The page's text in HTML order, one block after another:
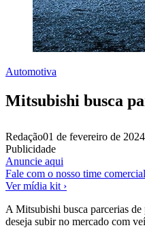
Automotiva
Mitsubishi busca
Redação01 de fevereiro de
Publicidade
Anuncie aqui
Fale com o nosso time comercial
Ver mídia kit ›
A Mitsubishi busca parcerias
deseja subir no mercado com